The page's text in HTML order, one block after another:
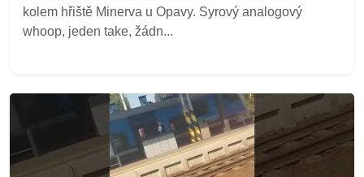
kolem hřiště Minerva u Opavy. Syrový analogový
whoop, jeden take, žádn...